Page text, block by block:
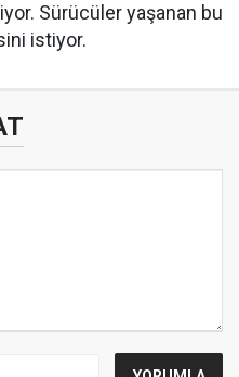
Sürücüler yaşanan bu
istiyor.